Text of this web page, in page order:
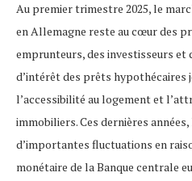
Au premier trimestre 2025, le
en Allemagne reste au cœur des
emprunteurs, des investisseurs et
d’intérêt des prêts hypothécaires
l’accessibilité au logement et
immobiliers. Ces dernières
d’importantes fluctuations en
monétaire de la Banque centrale